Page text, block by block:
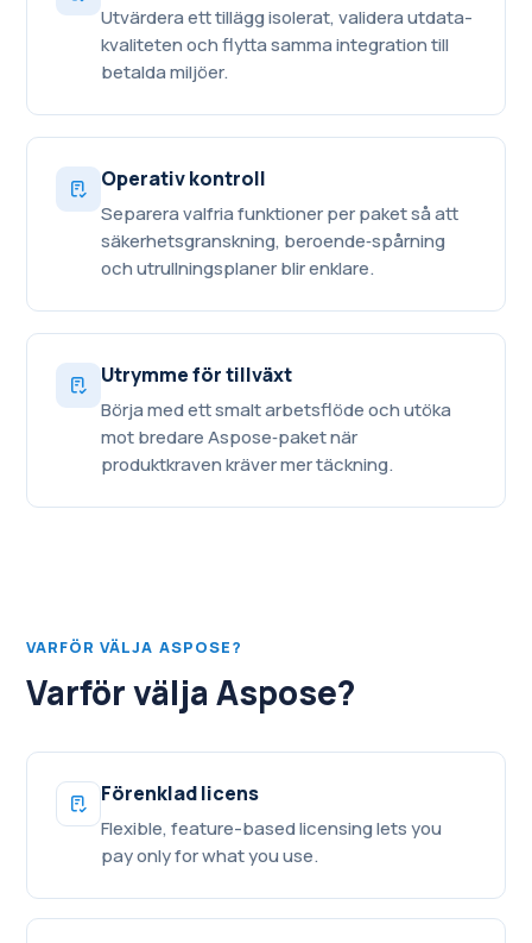
Utvärdera ett tillägg isolerat, validera utdata­
kvaliteten och flytta samma integration till
betalda miljöer.
Operativ kontroll
Separera valfria funktioner per paket så att
säkerhetsgranskning, beroende‑spårning
och utrullningsplaner blir enklare.
Utrymme för tillväxt
Börja med ett smalt arbetsflöde och utöka
mot bredare Aspose‑paket när
produktkraven kräver mer täckning.
VARFÖR VÄLJA ASPOSE?
Varför välja Aspose?
Förenklad licens
Flexible, feature-based licensing lets you
pay only for what you use.